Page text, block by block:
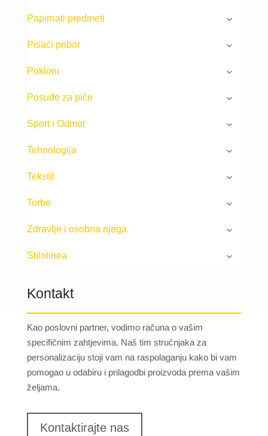
Papirnati predmeti
Pisaći pribor
Pokloni
Posuđe za piće
Sport i Odmor
Tehnologija
Tekstil
Torbe
Zdravlje i osobna njega
Stilolinea
Kontakt
Kao poslovni partner, vodimo računa o vašim
specifičnim zahtjevima. Naš tim stručnjaka za
personalizaciju stoji vam na raspolaganju kako bi vam
pomogao u odabiru i prilagodbi proizvoda prema vašim
željama.
Kontaktirajte nas